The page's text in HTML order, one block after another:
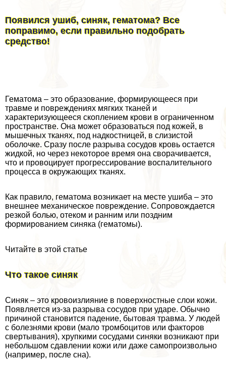
Появился ушиб, синяк, гематома? Все
поправимо, если правильно подобрать
средство!
Гематома – это образование, формирующееся при
травме и повреждениях мягких тканей и
хаpaктеризующееся скоплением крови в ограниченном
прострaнcтве. Она может образоваться под кожей, в
мышечных тканях, под надкостницей, в слизистой
оболочке. Сразу после разрыва сосудов кровь остается
жидкой, но через некоторое время она сворачивается,
что и провоцирует прогрессирование воспалительного
процесса в окружающих тканях.
Как правило, гематома возникает на месте ушиба – это
внешнее механическое повреждение. Сопровождается
резкой болью, отеком и ранним или поздним
формированием синяка (гематомы).
Читайте в этой статье
Что такое синяк
Синяк – это кровоизлияние в поверхностные слои кожи.
Появляется из-за разрыва сосудов при ударе. Обычно
причиной становится падение, бытовая травма. У людей
с болезнями крови (мало тромбоцитов или факторов
свертывания), хрупкими сосудами синяки возникают при
небольшом сдавлении кожи или даже самопроизвольно
(например, после сна).